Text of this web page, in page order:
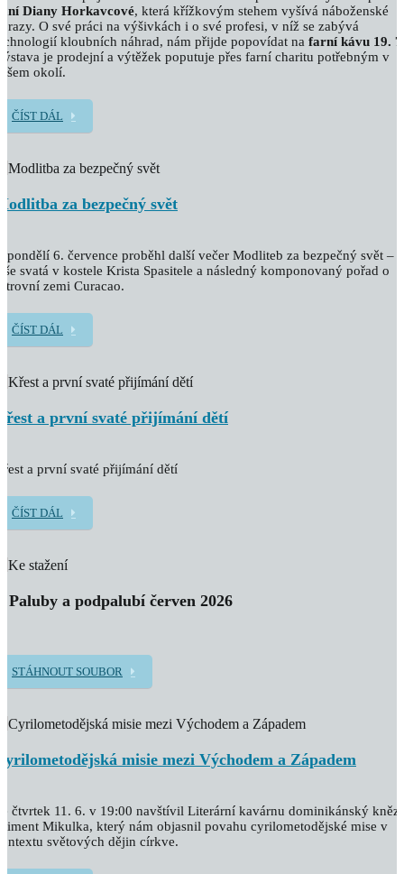
Diany Horkavcové, která křížkovým stehem vyšívá náboženské
O své práci na výšivkách i o své profesi, v níž se zabývá
kloubních náhrad, nám přijde popovídat na farní kávu 19.
je prodejní a výtěžek poputuje přes farní charitu potřebným v
okolí.
ČÍST DÁL
za bezpečný svět
pondělí 6. července proběhl další večer Modliteb za bezpečný svět –
svatá v kostele Krista Spasitele a následný komponovaný pořad o
zemi Curacao.
ČÍST DÁL
a první svaté přijímání dětí
a první svaté přijímání dětí
ČÍST DÁL
Paluby a podpalubí červen 2026
STÁHNOUT SOUBOR
misie mezi Východem a Západem
čtvrtek 11. 6. v 19:00 navštívil Literární kavárnu dominikánský kněz
Mikulka, který nám objasnil povahu cyrilometodějské mise v
světových dějin církve.